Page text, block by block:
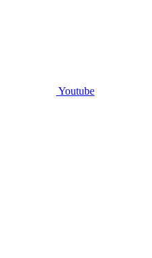
Youtube